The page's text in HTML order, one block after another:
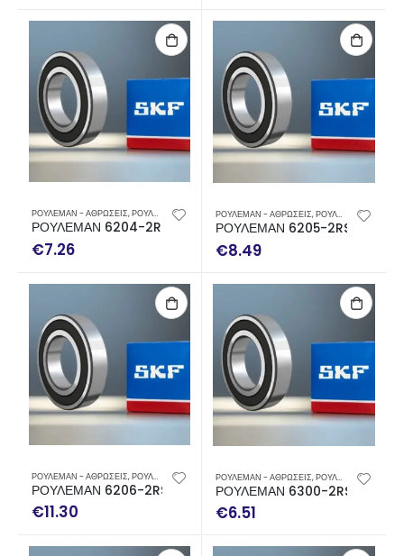
ΡΟΥΛΕΜΑΝ - ΑΘΡΩΣΕΙΣ,ΡΟΥΛΕΜΑΝ SKF
ΡΟΥΛΕΜΑΝ 6204-2RSH SKF
€7.26
ΡΟΥΛΕΜΑΝ - ΑΘΡΩΣΕΙΣ,ΡΟΥΛΕΜΑΝ SKF
ΡΟΥΛΕΜΑΝ 6205-2RSH SKF
€8.49
ΡΟΥΛΕΜΑΝ - ΑΘΡΩΣΕΙΣ,ΡΟΥΛΕΜΑΝ SKF
ΡΟΥΛΕΜΑΝ 6206-2RSH SKF
€11.30
ΡΟΥΛΕΜΑΝ - ΑΘΡΩΣΕΙΣ,ΡΟΥΛΕΜΑΝ SKF
ΡΟΥΛΕΜΑΝ 6300-2RSH SKF
€6.51